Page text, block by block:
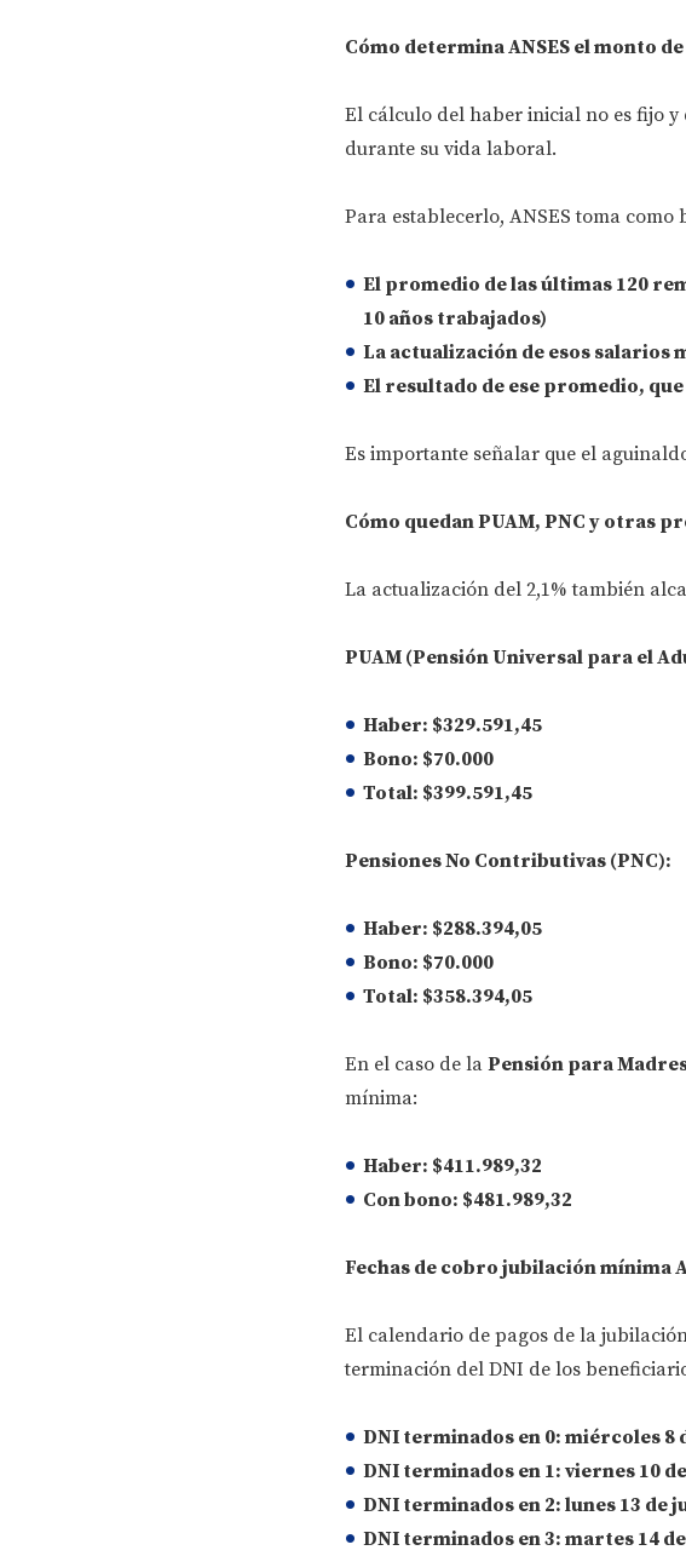
Cómo determina ANSES el monto
El cálculo del haber inicial no es fijo
durante su vida laboral.
Para establecerlo, ANSES toma como
El promedio de las últimas 120
10 años trabajados)
La actualización de esos salarios
El resultado de ese promedio,
Es importante señalar que el
Cómo quedan PUAM, PNC y otras
La actualización del 2,1% también
PUAM (Pensión Universal para el
Haber: $329.591,45
Bono: $70.000
Total: $399.591,45
Pensiones No Contributivas (PNC):
Haber: $288.394,05
Bono: $70.000
Total: $358.394,05
En el caso de la Pensión para
mínima:
Haber: $411.989,32
Con bono: $481.989,32
Fechas de cobro jubilación mínima
El calendario de pagos de la
terminación del DNI de los
DNI terminados en 0: miércoles 8
DNI terminados en 1: viernes 10
DNI terminados en 2: lunes 13 de
DNI terminados en 3: martes 14